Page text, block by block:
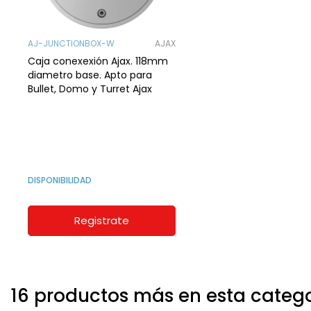
AJ-JUNCTIONBOX-W AJAX
Caja conexexión Ajax. 118mm
diametro base. Apto para
Bullet, Domo y Turret Ajax
DISPONIBILIDAD
Registrate
16 productos más en esta